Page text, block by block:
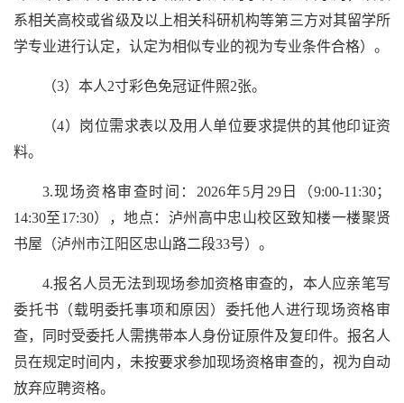
系相关高校或省级及以上相关科研机构等第三方对其留学所
学专业进行认定，认定为相似专业的视为专业条件合格）。
（3）本人2寸彩色免冠证件照2张。
（4）岗位需求表以及用人单位要求提供的其他印证资
料。
3.现场资格审查时间：2026年5月29日（9:00-11:30；
14:30至17:30），地点：泸州高中忠山校区致知楼一楼聚贤
书屋（泸州市江阳区忠山路二段33号）。
4.报名人员无法到现场参加资格审查的，本人应亲笔写
委托书（载明委托事项和原因）委托他人进行现场资格审
查，同时受委托人需携带本人身份证原件及复印件。报名人
员在规定时间内，未按要求参加现场资格审查的，视为自动
放弃应聘资格。